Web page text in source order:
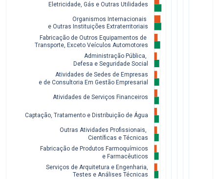
Serviços de Arquitetura e Engenharia,
Testes e Análises Técnicas
Fabricação de Produtos Farmoquímicos
e Farmacêuticos
Outras Atividades Profissionais,
Científicas e Técnicas
Captação, Tratamento e Distribuição de Água
Atividades de Serviços Financeiros
Atividades de Sedes de Empresas
e de Consultoria Em Gestão Empresarial
Administração Pública,
Defesa e Seguridade Social
Fabricação de Outros Equipamentos de
Transporte, Exceto Veículos Automotores
Organismos Internacionais
e Outras Instituições Extraterritoriais
Eletricidade, Gás e Outras Utilidades